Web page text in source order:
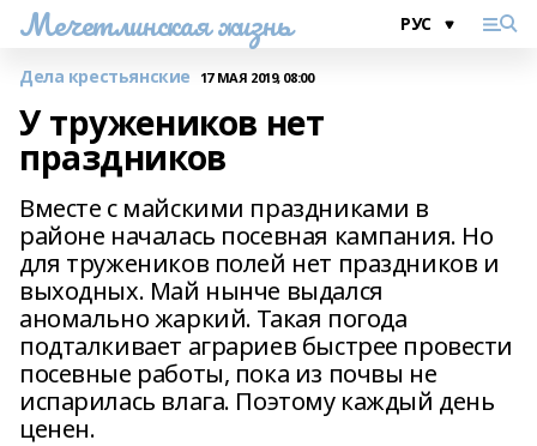
Мечетлинская жизнь
Дела крестьянские 17 МАЯ 2019, 08:00
У тружеников нет
праздников
Вместе с майскими праздниками в
районе началась посевная кампания. Но
для тружеников полей нет праздников и
выходных. Май нынче выдался
аномально жаркий. Такая погода
подталкивает аграриев быстрее провести
посевные работы, пока из почвы не
испарилась влага. Поэтому каждый день
ценен.